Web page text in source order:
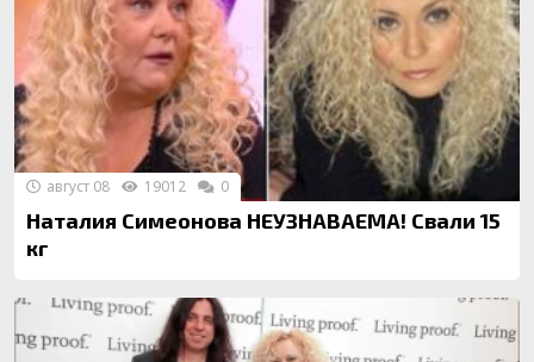
Наталия Симеонова НЕУЗНАВАЕМА! Свали 15
кг
август 08 19012 0